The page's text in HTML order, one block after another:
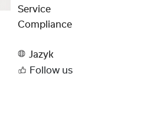
Service
Compliance
Jazyk
Follow us